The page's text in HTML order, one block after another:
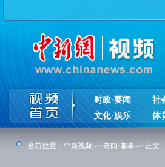
时政·要闻 社
文化·娱乐
体
当前位置： 中新视频 -> 奇闻·趣事 -> 正文